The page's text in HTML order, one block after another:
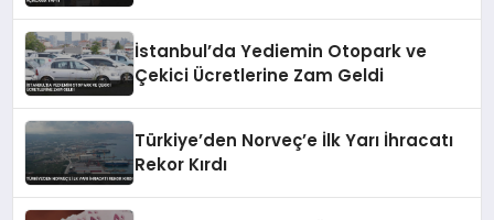
İstanbul’da Yediemin Otopark ve
Çekici Ücretlerine Zam Geldi
Türkiye’den Norveç’e İlk Yarı İhracatı
Rekor Kırdı